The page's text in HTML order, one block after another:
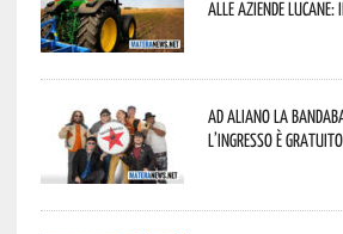
alle aziende lucane:
Ad Aliano la
L’ingresso è gratuito